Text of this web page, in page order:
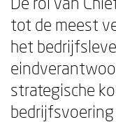
tot de meest
het
strategische